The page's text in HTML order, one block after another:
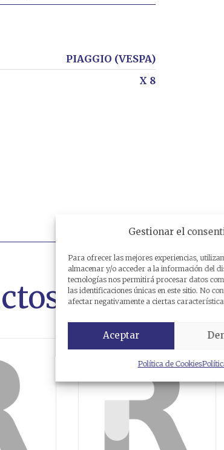
Gestionar el
Para ofrecer las mejores experiencias,
almacenar y/o acceder a la información del
tecnologías nos permitirá procesar datos
las identificaciones únicas en este sitio. No
afectar negativamente a ciertas
Aceptar
Política de Cookies
PIAGGIO (VESPA)
X 8